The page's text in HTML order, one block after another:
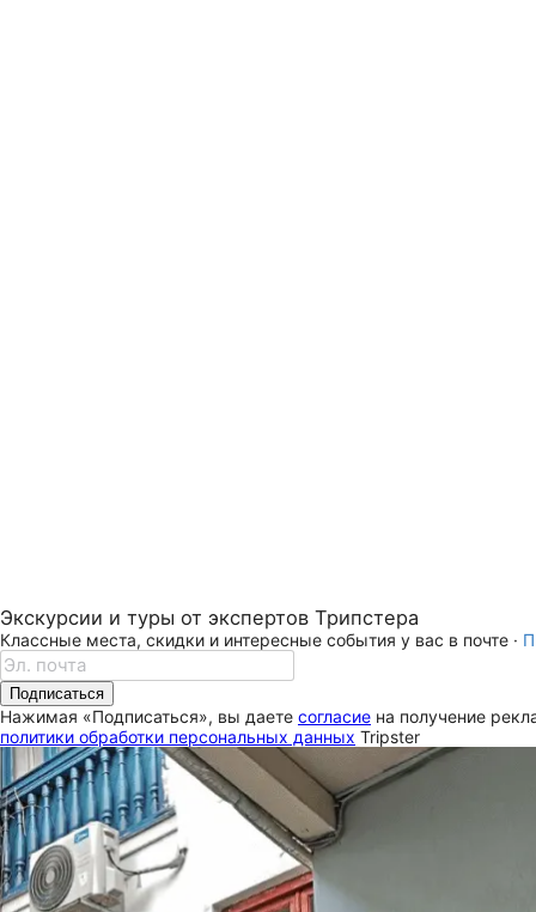
Экскурсии и туры от экспертов Трипстера
Классные места, скидки и интересные события у вас в почте ·
Подписаться
Нажимая «Подписаться», вы даете согласие на получение
политики обработки персональных данных Tripster